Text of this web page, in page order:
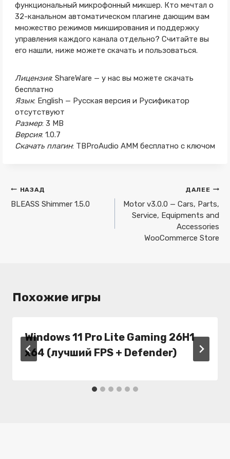
функциональный микрофонный микшер. Кто мечтал о
32-канальном автоматическом плагине дающим вам
множество режимов микширования и поддержку
управления каждого канала отдельно? Считайте вы
его нашли, ниже можете скачать и пользоваться.
Лицензия: ShareWare — у нас вы можете скачать
бесплатно
Язык: English — Русская версия и Русификатор
отсутствуют
Размер: 3 MB
Версия: 1.0.7
Скачать плагин: TBProAudio AMM бесплатно с ключом
Навигация
по
НАЗАД
BLEASS Shimmer 1.5.0
ДАЛЕЕ
Motor v3.0.0 — Cars, Parts,
Service, Equipments and
Accessories
WooCommerce Store
Похожие игры
Windows 11 Pro Lite Gaming 26H1
x64 (лучший FPS + Defender)